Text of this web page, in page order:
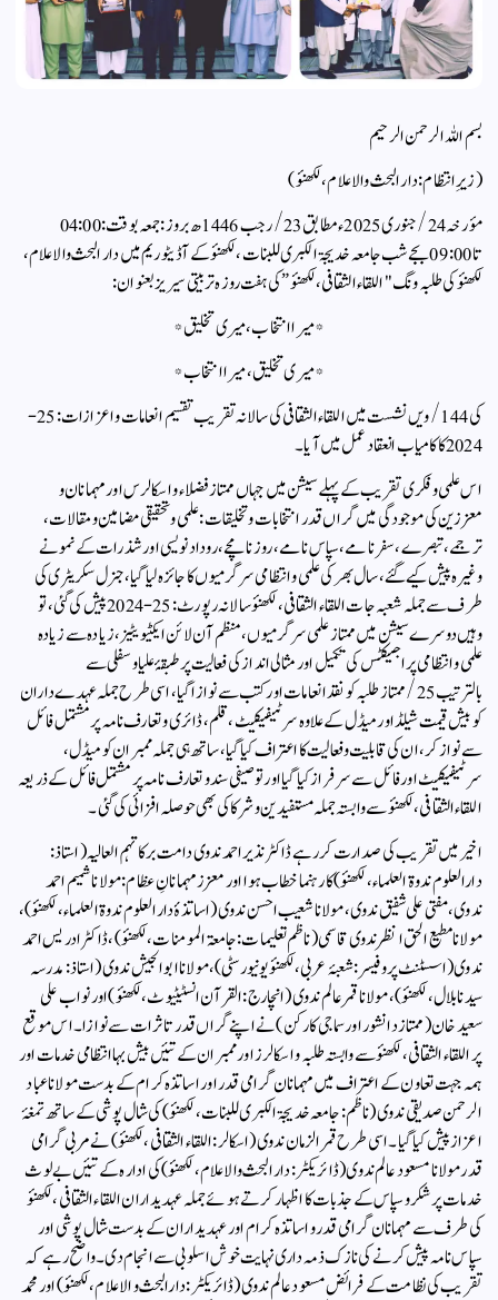
بسم اللہ الرحمن الرحیم
(زیرِ انتظام: دار البحث والاعلام، لکھنؤ)
مؤرخہ 24/ جنوری 2025ء مطابق 23/ رجب 1446ھ بروز: جمعہ بوقت: 04:00
تا 09:00 بجے شب جامعہ خدیجۃ الکبری للبنات، لکھنؤ کے آڈیٹوریم میں دار البحث والاعلام،
لکھنؤ کی طلبہ ونگ "اللقاء الثقافی، لکھنؤ” کی ہفت روزہ تربیتی سیریز بعنوان:
*میرا انتخاب، میری تخلیق*
*میری تخلیق، میرا انتخاب*
کی 144/ ویں نشست میں اللقاء الثقافی کی سالانہ تقریب تقسیم انعامات و اعزازات: 25-
2024 کا کامیاب انعقاد عمل میں آیا۔
اس علمی و فکری تقریب کے پہلے سیشن میں جہاں ممتاز فضلاء و اسکالرس اور مہمانان و
معززین کی موجودگی میں گراں قدر انتخابات و تخلیقات: علمی و تحقیقی مضامین و مقالات،
ترجمے، تبصرے، سفرنامے، سپاس نامے، روز نامچے، روداد نویسی اور شذرات کے نمونے
وغیرہ پیش کیے گئے، سال بھر کی علمی و انتظامی سرگرمیوں کا جائزہ لیا گیا، جنرل سکریٹری کی
طرف سے جملہ شعبہ جات اللقاء الثقافی، لکھنؤ سالانہ رپورٹ: 25-2024 پیش کی گئی، تو
وہیں دوسرے سیشن میں ممتاز علمی سرگرمیوں، منظم آن لائن ایکٹیویٹیز، زیادہ سے زیادہ
علمی و انتظامی پراجیکٹس کی تکمیل اور مثالی انداز کی فعالیت پر طبقۂ علیا و سفلی سے
بالترتیب 25/ ممتاز طلبہ کو نقد انعامات اور کتب سے نوازا گیا، اسی طرح جملہ عہدے داران
کو بیش قیمت شیلڈ اور میڈل کے علاوہ سرٹیفیکیٹ، قلم، ڈائری و تعارف نامہ پر مشتمل فائل
سے نواز کر، ان کی قابلیت و فعالیت کا اعتراف کیا گیا، ساتھ ہی جملہ ممبران کو میڈل،
سرٹیفیکیٹ اور فائل سے سرفراز کیا گیا اور توصیفی سند و تعارف نامہ پر مشتمل فائل کے ذریعہ
اللقاء الثقافی، لکھنؤ سے وابستہ جملہ مستفیدین و شرکا کی بھی حوصلہ افزائی کی گئی۔
اخیر میں تقریب کی صدارت کر رہے ڈاکٹر نذیر احمد ندوی دامت برکاتہم العالیہ (استاذ:
دارالعلوم ندوۃ العلماء، لکھنؤ) کا رہنما خطاب ہوا اور معزز مہمانانِ عظام: مولانا شمیم احمد
ندوی، مفتی علی شفیق ندوی، مولانا شعیب احسن ندوی (اساتذۂ دارالعلوم ندوۃ العلماء، لکھنؤ)،
مولانا مطیع الحق انظر ندوی قاسمی (ناظم تعلیمات: جامعۃ المومنات، لکھنؤ)، ڈاکٹر ادریس احمد
ندوی (اسسٹنٹ پروفیسر: شعبۂ عربی، لکھنؤ یونیورسٹی)، مولانا ابو الجیش ندوی (استاذ: مدرسہ
سیدنا بلال، لکھنؤ)، مولانا قمر عالم ندوی (انچارج: القرآن انسٹیٹیوٹ، لکھنؤ) اور نواب علی
سعید خان (ممتاز دانشور اور سماجی کارکن) نے اپنے گراں قدر تاثرات سے نوازا۔اس موقع
پر اللقاء الثقافی، لکھنؤ سے وابستہ طلبہ و اسکالرز اور ممبران کے تئیں بیش بہا انتظامی خدمات اور
ہمہ جہت تعاون کے اعتراف میں مہمانان گرامی قدر اور اساتذہ کرام کے بدست مولانا عباد
الرحمن صدیقی ندوی (ناظم: جامعہ خدیجۃ الکبری للبنات، لکھنؤ) کی شال پوشی کے ساتھ تمغۂ
اعزاز پیش کیا گیا۔ اسی طرح قمر الزمان ندوی (اسکالر: اللقاء الثقافی، لکھنؤ) نے مربی گرامی
قدر مولانا مسعود عالم ندوی (ڈائریکٹر: دار البحث والاعلام، لکھنؤ) کی ادارہ کے تئیں بے لوث
خدمات پر شکر و سپاس کے جذبات کا اظہار کرتے ہوئے جملہ عہدیداران اللقاء الثقافی، لکھنؤ
کی طرف سے مہمانان گرامی قدر و اساتذہ کرام اور عہدیداران کے بدست شال پوشی اور
سپاس نامہ پیش کرنے کی نازک ذمہ داری نہایت خوش اسلوبی سے انجام دی۔ واضح رہے کہ
تقریب کی نظامت کے فرائض مسعود عالم ندوی (ڈائریکٹر: دارالبحث و الاعلام، لکھنؤ) اور محمد